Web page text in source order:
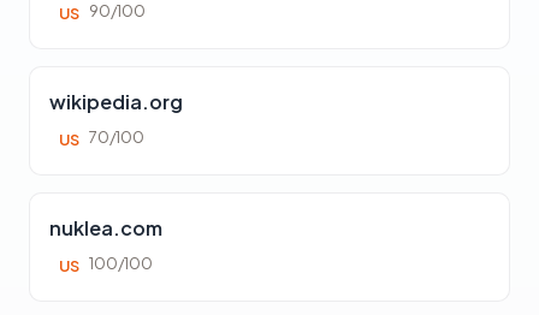
US 90/100
wikipedia.org
US 70/100
nuklea.com
US 100/100